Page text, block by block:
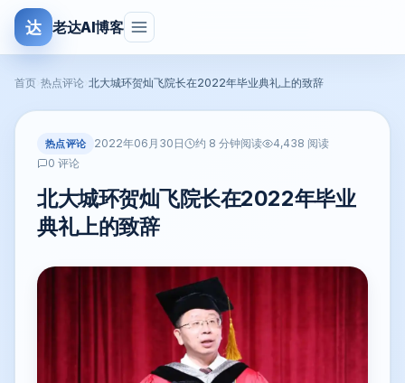
达 老达AI博客
首页 热点评论 北大城环贺灿飞院长在2022年毕业典礼上的致辞
热点评论 2022年06月30日 约 8 分钟阅读
4,438 阅读
0 评论
北大城环贺灿飞院长在2022年毕业
典礼上的致辞